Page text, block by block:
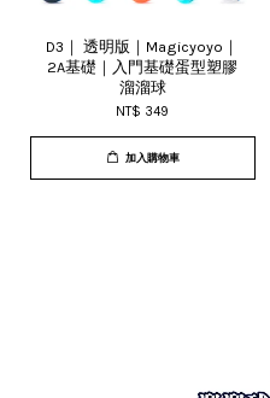
D3｜ 透明版｜Magicyoyo｜
2A基礎｜入門基礎蛋型塑膠
溜溜球
NT$ 349
加入購物車